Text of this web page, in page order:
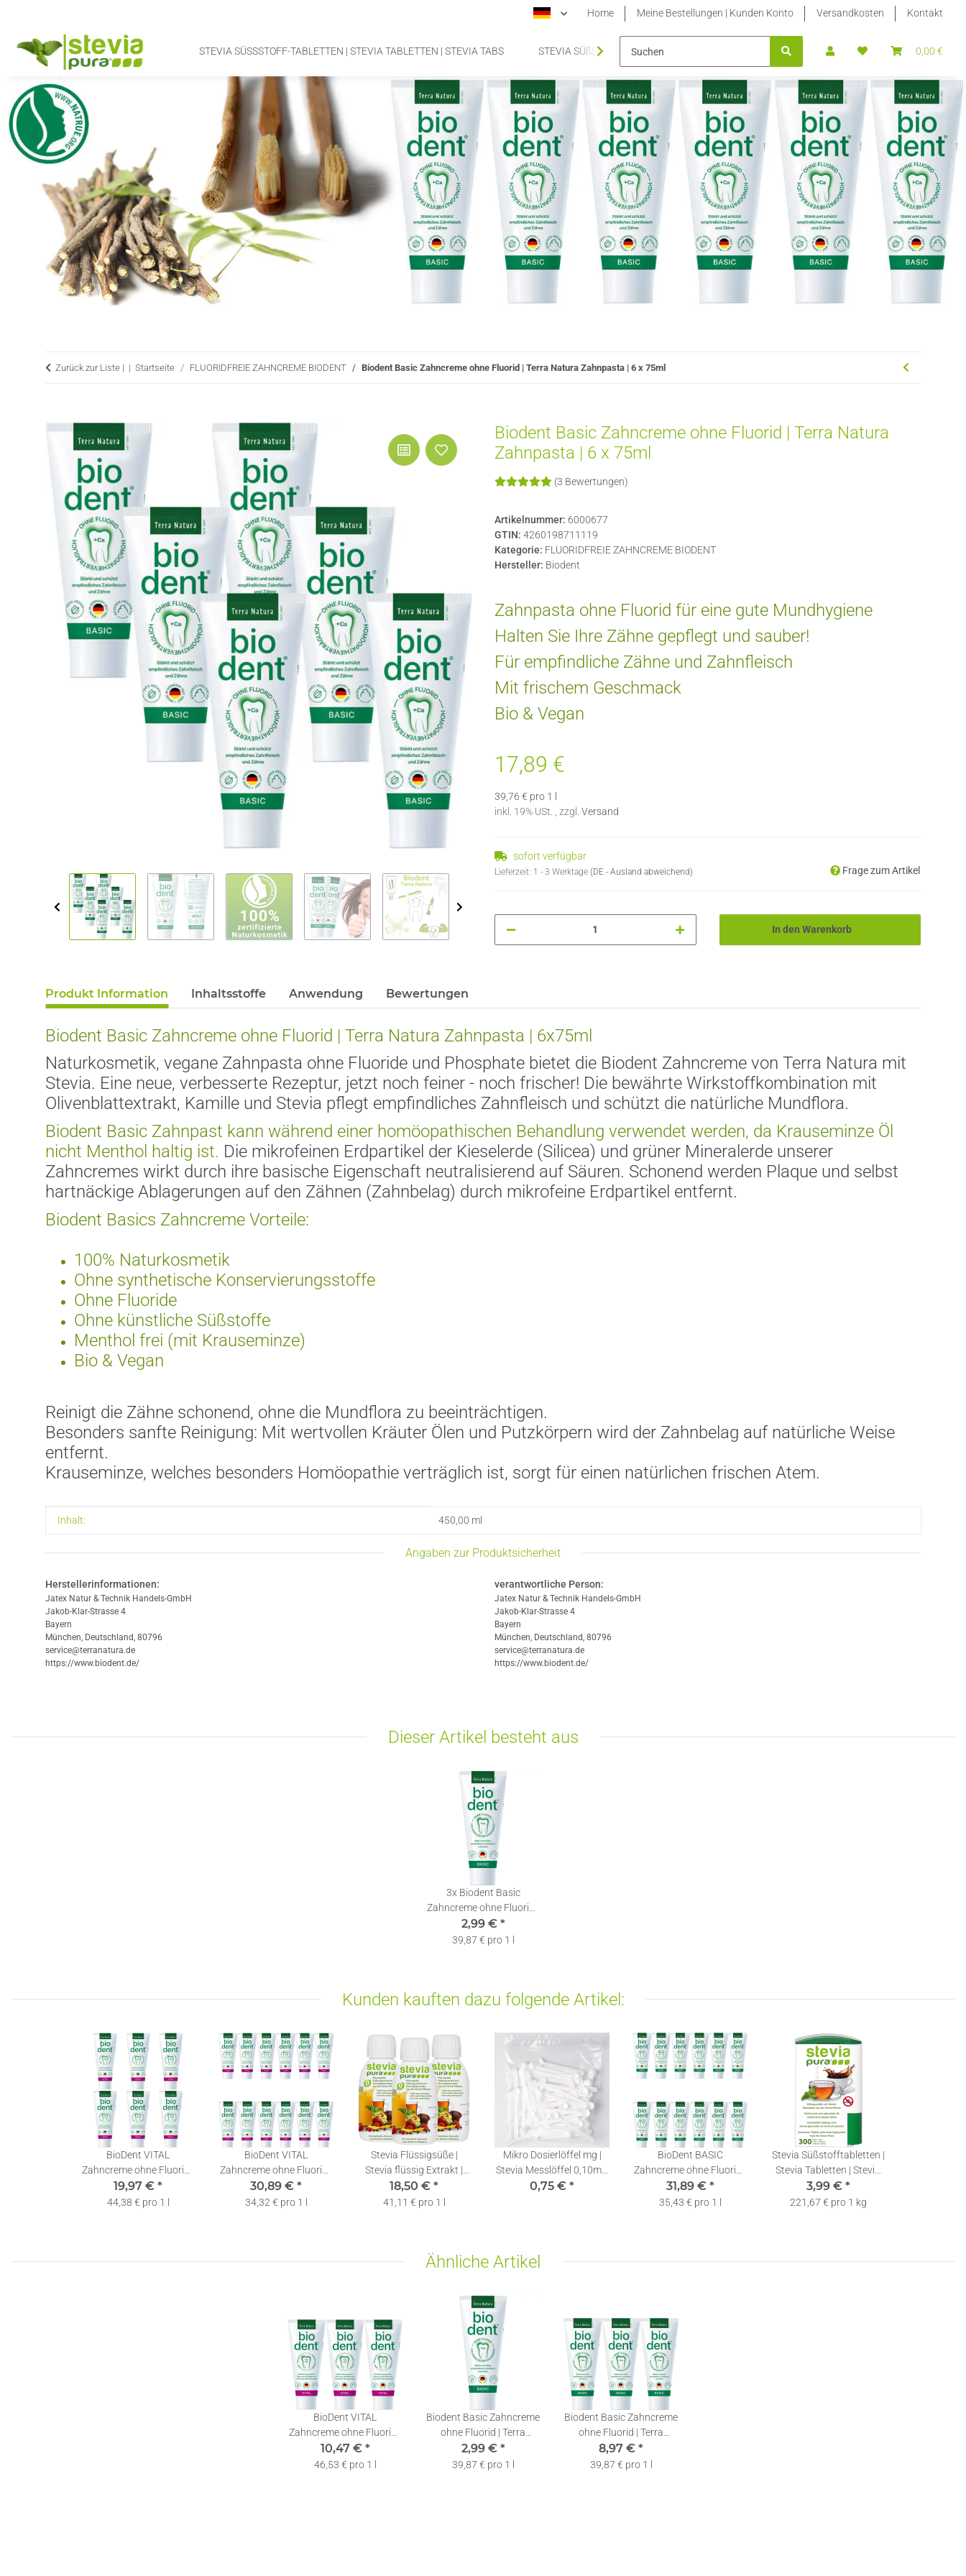
Home Meine Bestellungen | Kunden Konto Versandkosten Kontakt
0,00 €
STEVIA SÜSSSTOFF-TABLETTEN | STEVIA TABLETTEN | STEVIA TABS STEVIA SÜßSTOFFTABLETTEN NACHFÜLLPACKUNGEN STEVIA FLÜSSIG | STEVIA
Zurück zur Liste | Startseite FLUORIDFREIE ZAHNCREME BIODENT Biodent Basic Zahncreme ohne Fluorid | Terra Natura Zahnpasta | 6 x 75ml
Biodent Basic Zahncreme ohne Fluorid | Terra Natura
Zahnpasta | 6 x 75ml
(3 Bewertungen)
Artikelnummer: 6000677
GTIN: 4260198711119
Kategorie: FLUORIDFREIE ZAHNCREME BIODENT
Hersteller: Biodent
Zahnpasta ohne Fluorid für eine gute Mundhygiene
Halten Sie Ihre Zähne gepflegt und sauber!
Für empfindliche Zähne und Zahnfleisch
Mit frischem Geschmack
Bio & Vegan
17,89 €
39,76 € pro 1 l
inkl. 19% USt. , zzgl. Versand
sofort verfügbar
Lieferzeit: 1 - 3 Werktage (DE - Ausland abweichend) Frage zum Artikel
In den Warenkorb
Produkt Information Inhaltsstoffe Anwendung Bewertungen
Biodent Basic Zahncreme ohne Fluorid | Terra Natura Zahnpasta | 6x75ml
Naturkosmetik, vegane Zahnpasta ohne Fluoride und Phosphate bietet die Biodent Zahncreme von Terra Natura mit
Stevia. Eine neue, verbesserte Rezeptur, jetzt noch feiner - noch frischer! Die bewährte Wirkstoffkombination mit
Olivenblattextrakt, Kamille und Stevia pflegt empfindliches Zahnfleisch und schützt die natürliche Mundflora.
Biodent Basic Zahnpast kann während einer homöopathischen Behandlung verwendet werden, da Krauseminze Ö
nicht Menthol haltig ist. Die mikrofeinen Erdpartikel der Kieselerde (Silicea) und grüner Mineralerde unserer
Zahncremes wirkt durch ihre basische Eigenschaft neutralisierend auf Säuren. Schonend werden Plaque und selbst
hartnäckige Ablagerungen auf den Zähnen (Zahnbelag) durch mikrofeine Erdpartikel entfernt.
Biodent Basics Zahncreme Vorteile:
100% Naturkosmetik
Ohne synthetische Konservierungsstoffe
Ohne Fluoride
Ohne künstliche Süßstoffe
Menthol frei (mit Krauseminze)
Bio & Vegan
Reinigt die Zähne schonend, ohne die Mundflora zu beeinträchtigen.
Besonders sanfte Reinigung: Mit wertvollen Kräuter Ölen und Putzkörpern wird der Zahnbelag auf natürliche Weise
entfernt.
Krauseminze, welches besonders Homöopathie verträglich ist, sorgt für einen natürlichen frischen Atem.
Produkteigenschaft
Wert
Inhalt: 450,00 ml
Angaben zur Produktsicherheit
Herstellerinformationen:
Jatex Natur & Technik Handels-GmbH
Jakob-Klar-Strasse 4
Bayern
München, Deutschland, 80796
service@terranatura.de
https://www.biodent.de/
verantwortliche Person:
Jatex Natur & Technik Handels-GmbH
Jakob-Klar-Strasse 4
Bayern
München, Deutschland, 80796
service@terranatura.de
https://www.biodent.de/
Dieser Artikel besteht aus
3x Biodent Basic
Zahncreme ohne Fluorid |
Terra Natura Zahnpasta |
1 x 75ml
2,99 € *
39,87 € pro 1 l
Kunden kauften dazu folgende Artikel:
BioDent VITAL
Zahncreme ohne Fluorid |
Terra Natura Zahnpasta |
6 x 75ml
19,97 € *
44,38 € pro 1 l
BioDent VITAL
Zahncreme ohne Fluorid |
Terra Natura Zahnpasta |
12 x 75ml
30,89 € *
34,32 € pro 1 l
Stevia Flüssigsüße |
Stevia flüssig Extrakt |
Stevia Drops | 3x150ml
18,50 € *
41,11 € pro 1 l
Mikro Dosierlöffel mg |
Stevia Messlöffel 0,10ml |
1 Stück
0,75 € *
BioDent BASIC
Zahncreme ohne Fluorid |
Terra Natura Zahnpasta |
12 x 75ml
31,89 € *
35,43 € pro 1 l
Stevia Süßstofftabletten |
Stevia Tabletten | Stevia
Tabs im Spender | 300
3,99 € *
221,67 € pro 1 kg
Ähnliche Artikel
BioDent VITAL
Zahncreme ohne Fluorid |
Terra Natura Zahnpasta |
3 x 75ml
10,47 € *
46,53 € pro 1 l
Biodent Basic Zahncreme
ohne Fluorid | Terra
Natura Zahnpasta | 1 x
75ml
2,99 € *
39,87 € pro 1 l
Biodent Basic Zahncreme
ohne Fluorid | Terra
Natura Zahnpasta | 3 x
75ml
8,97 € *
39,87 € pro 1 l